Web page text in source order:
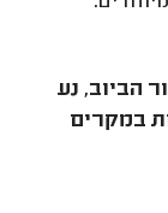
הביוב, נע
הקלים ל-4 שעות במקרים